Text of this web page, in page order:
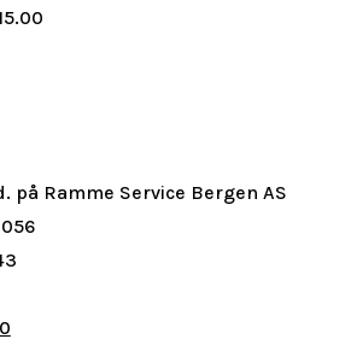
på Ramme Service Bergen AS